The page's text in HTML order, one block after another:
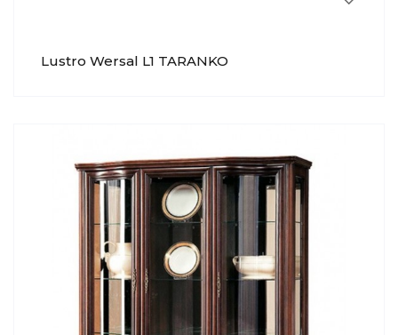
Lustro Wersal L1 TARANKO